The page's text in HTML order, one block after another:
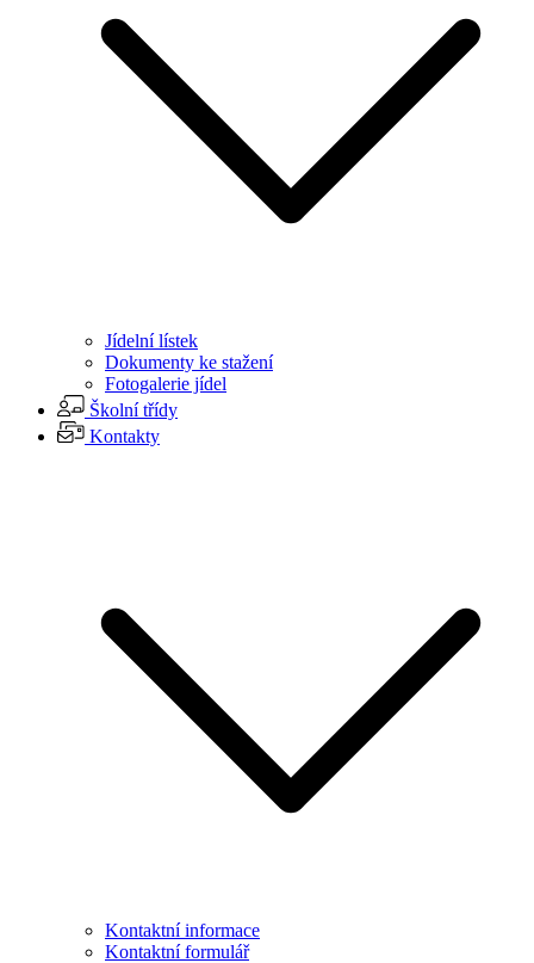
Jídelní lístek
Dokumenty ke stažení
Fotogalerie jídel
Školní třídy
Kontakty
Kontaktní informace
Kontaktní formulář